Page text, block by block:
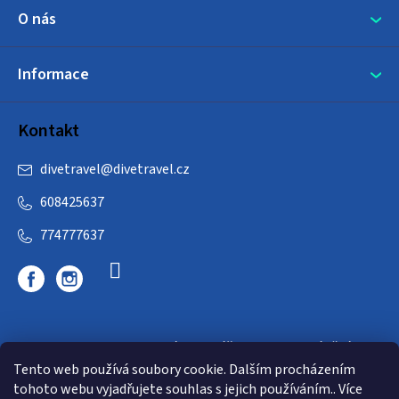
Tento web používá soubory cookie. Dalším procházením
tohoto webu vyjadřujete souhlas s jejich používáním.. Více
O nás
Informace
Kontakt
divetravel@divetravel.cz
608425637
774777637
DIVETRAVEL - cestovní kancelář - cesty za potápěním